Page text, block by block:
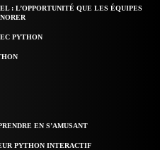
: L’OPPORTUNITÉ QUE LES ÉQUIPES
PYTHON
EN S’AMUSANT
PYTHON INTERACTIF